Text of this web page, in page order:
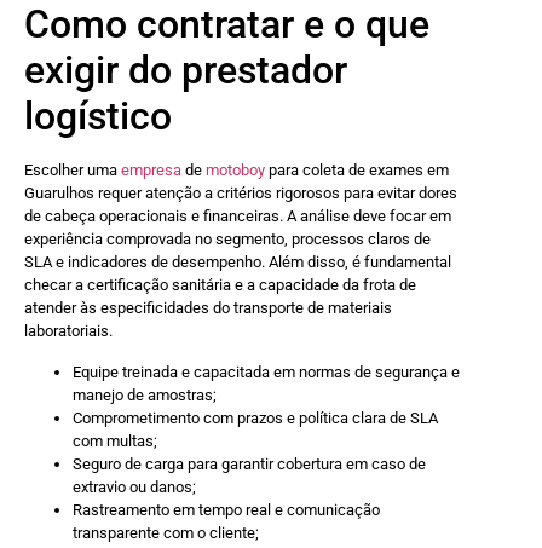
Como contratar e o que
exigir do prestador
logístico
Escolher uma empresa de motoboy para coleta de exames em
Guarulhos requer atenção a critérios rigorosos para evitar dores
de cabeça operacionais e financeiras. A análise deve focar em
experiência comprovada no segmento, processos claros de
SLA e indicadores de desempenho. Além disso, é fundamental
checar a certificação sanitária e a capacidade da frota de
atender às especificidades do transporte de materiais
laboratoriais.
Equipe treinada e capacitada em normas de segurança e
manejo de amostras;
Comprometimento com prazos e política clara de SLA
com multas;
Seguro de carga para garantir cobertura em caso de
extravio ou danos;
Rastreamento em tempo real e comunicação
transparente com o cliente;